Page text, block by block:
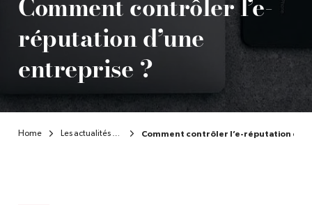
Comment contrôler l’e-
réputation d’une
entreprise ?
Home Les actualités de l’Institut Comment contrôler l’e-réputation